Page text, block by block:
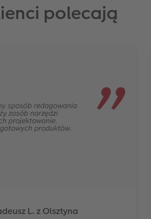
polecają
L. z Olsztyna